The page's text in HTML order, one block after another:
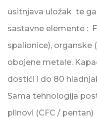
usitnjava uložak te
sastavne elemente :
spalionice), organske
obojene metale.
dostići i do 80
Sama tehnologija
plinovi (CFC /